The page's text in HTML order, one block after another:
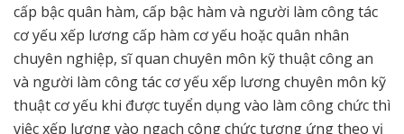
cấp bậc quân hàm, cấp bậc hàm và người làm công tác
cơ yếu xếp lương cấp hàm cơ yếu hoặc quân nhân
chuyên nghiệp, sĩ quan chuyên môn kỹ thuật công an
và người làm công tác cơ yếu xếp lương chuyên môn kỹ
thuật cơ yếu khi được tuyển dụng vào làm công chức thì
việc xếp lương vào ngạch công chức tương ứng theo vị